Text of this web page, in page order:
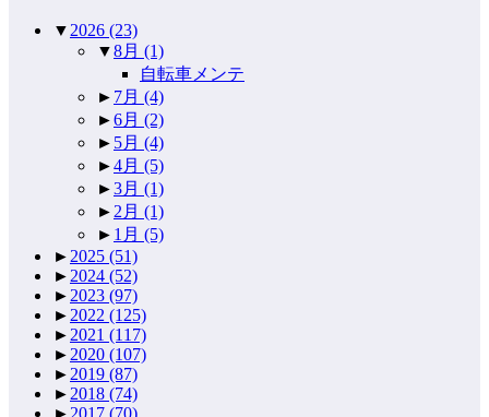
▼ 2026 (23)
▼8月 (1)
自転車メンテ
► 7月 (4)
►6月 (2)
► 5月 (4)
►4月 (5)
►3月 (1)
► 2月 (1)
► 1月 (5)
► 2025 (51)
► 2024 (52)
► 2023 (97)
► 2022 (125)
► 2021 (117)
► 2020 (107)
► 2019 (87)
► 2018 (74)